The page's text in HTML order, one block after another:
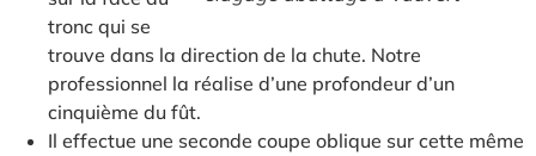
tronc qui se
trouve dans la direction de la chute. Notre
professionnel la réalise d’une profondeur d’un
cinquième du fût.
Il effectue une seconde coupe oblique sur cette même